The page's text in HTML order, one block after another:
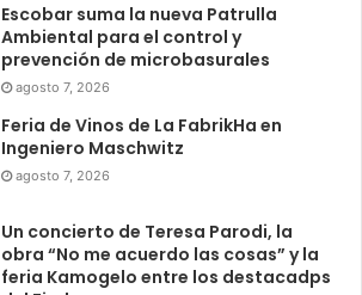
Escobar suma la nueva Patrulla
Ambiental para el control y
prevención de microbasurales
agosto 7, 2026
Feria de Vinos de La FabrikHa en
Ingeniero Maschwitz
agosto 7, 2026
Un concierto de Teresa Parodi, la
obra “No me acuerdo las cosas” y la
feria Kamogelo entre los destacadps